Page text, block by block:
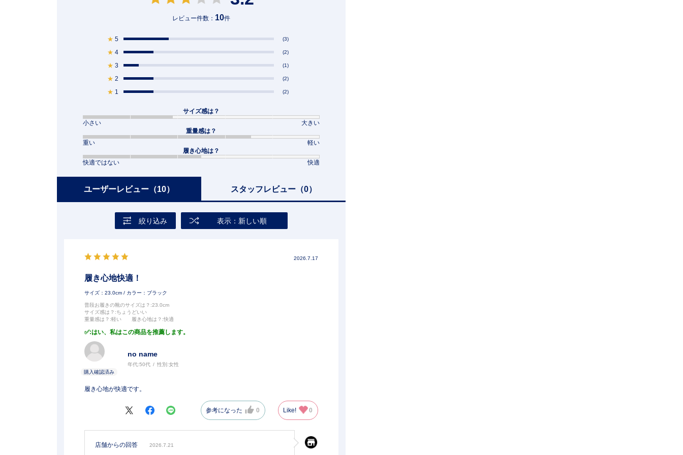
レビュー件数： 10件
★ 5 (3)
★ 4 (2)
★ 3 (1)
★ 2 (2)
★ 1 (2)
サイズ感は？
小さい
大きい
重量感は？
重い
軽い
履き心地は？
快適ではない
快適
ユーザーレビュー （10） スタッフレビュー（0）
絞り込み 表示：新しい順
2026.7.17
履き心地快適！
サイズ：23.0cm / カラー：ブラック
普段お履きの靴のサイズは？ :23.0cm
サイズ感は？ :ちょうどいい
重量感は？ :軽い 履き心地は？ :快適
:はい、私はこの商品を推薦します。
no name
年代:50代 性別:女性
履き心地が快適です。
参考になった 0 Like! 0
店舗からの回答 2026.7.21